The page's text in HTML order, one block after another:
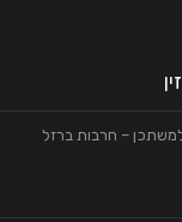
– חרבות ברזל